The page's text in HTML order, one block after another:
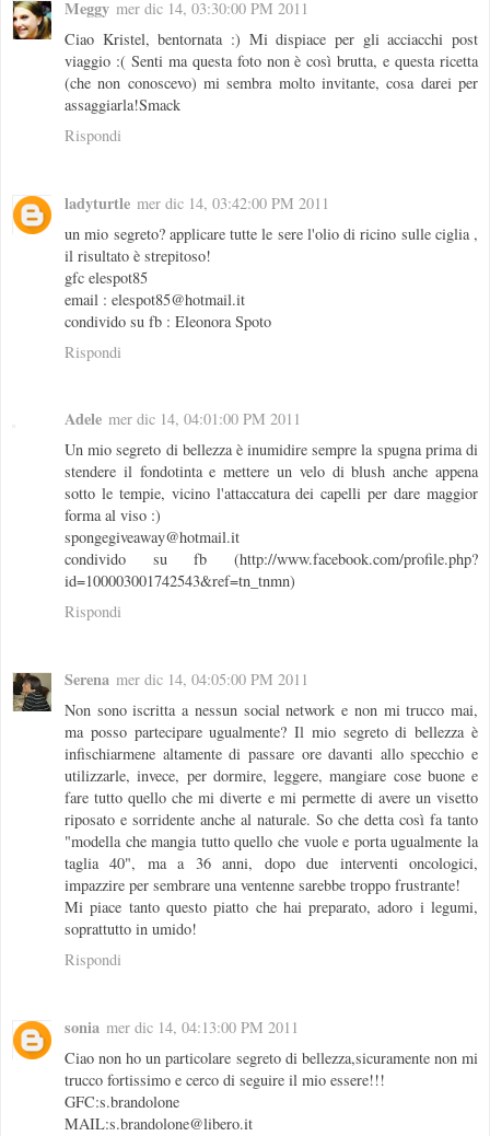
Meggy mer dic 14, 03:30:00 PM 2011
Ciao Kristel, bentornata :) Mi dispiace per gli acciacchi post
viaggio :( Senti ma questa foto non è così brutta, e questa ricetta
(che non conoscevo) mi sembra molto invitante, cosa darei per
assaggiarla!Smack
Rispondi
ladyturtle mer dic 14, 03:42:00 PM 2011
un mio segreto? applicare tutte le sere l'olio di ricino sulle ciglia ,
il risultato è strepitoso!
gfc elespot85
email : elespot85@hotmail.it
condivido su fb : Eleonora Spoto
Rispondi
Adele mer dic 14, 04:01:00 PM 2011
Un mio segreto di bellezza è inumidire sempre la spugna prima di
stendere il fondotinta e mettere un velo di blush anche appena
sotto le tempie, vicino l'attaccatura dei capelli per dare maggior
forma al viso :)
spongegiveaway@hotmail.it
condivido su fb (http://www.facebook.com/profile.php?
id=100003001742543&ref=tn_tnmn)
Rispondi
Serena mer dic 14, 04:05:00 PM 2011
Non sono iscritta a nessun social network e non mi trucco mai,
ma posso partecipare ugualmente? Il mio segreto di bellezza è
infischiarmene altamente di passare ore davanti allo specchio e
utilizzarle, invece, per dormire, leggere, mangiare cose buone e
fare tutto quello che mi diverte e mi permette di avere un visetto
riposato e sorridente anche al naturale. So che detta così fa tanto
"modella che mangia tutto quello che vuole e porta ugualmente la
taglia 40", ma a 36 anni, dopo due interventi oncologici,
impazzire per sembrare una ventenne sarebbe troppo frustrante!
Mi piace tanto questo piatto che hai preparato, adoro i legumi,
soprattutto in umido!
Rispondi
sonia mer dic 14, 04:13:00 PM 2011
Ciao non ho un particolare segreto di bellezza,sicuramente non mi
trucco fortissimo e cerco di seguire il mio essere!!!
GFC:s.brandolone
MAIL:s.brandolone@libero.it